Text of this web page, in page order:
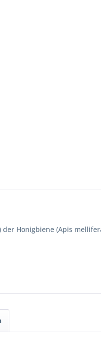
Honigbiene (Apis